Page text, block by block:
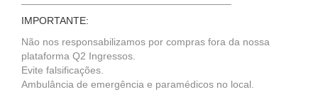
IMPORTANTE:
Não nos responsabilizamos por compras fora da nossa
plataforma Q2 Ingressos.
Evite falsificações.
Ambulância de emergência e paramédicos no local.